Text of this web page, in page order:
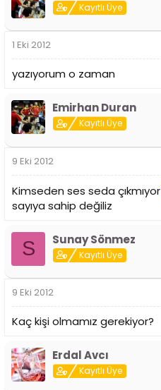
Kayıtlı Üye
1 Eki 2012
yazıyorum o zaman
Emirhan Duran
Kayıtlı Üye
9 Eki 2012
Kimseden ses seda çıkmıyor
sayıya sahip değiliz
S Sunay Sönmez
Kayıtlı Üye
9 Eki 2012
Kaç kişi olmamız gerekiyor?
Erdal Avcı
Kayıtlı Üye